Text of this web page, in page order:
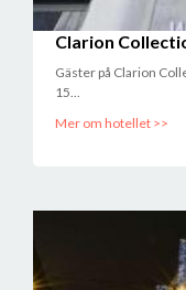
Clarion
Gäster på Clarion
15...
Mer om hotellet >>